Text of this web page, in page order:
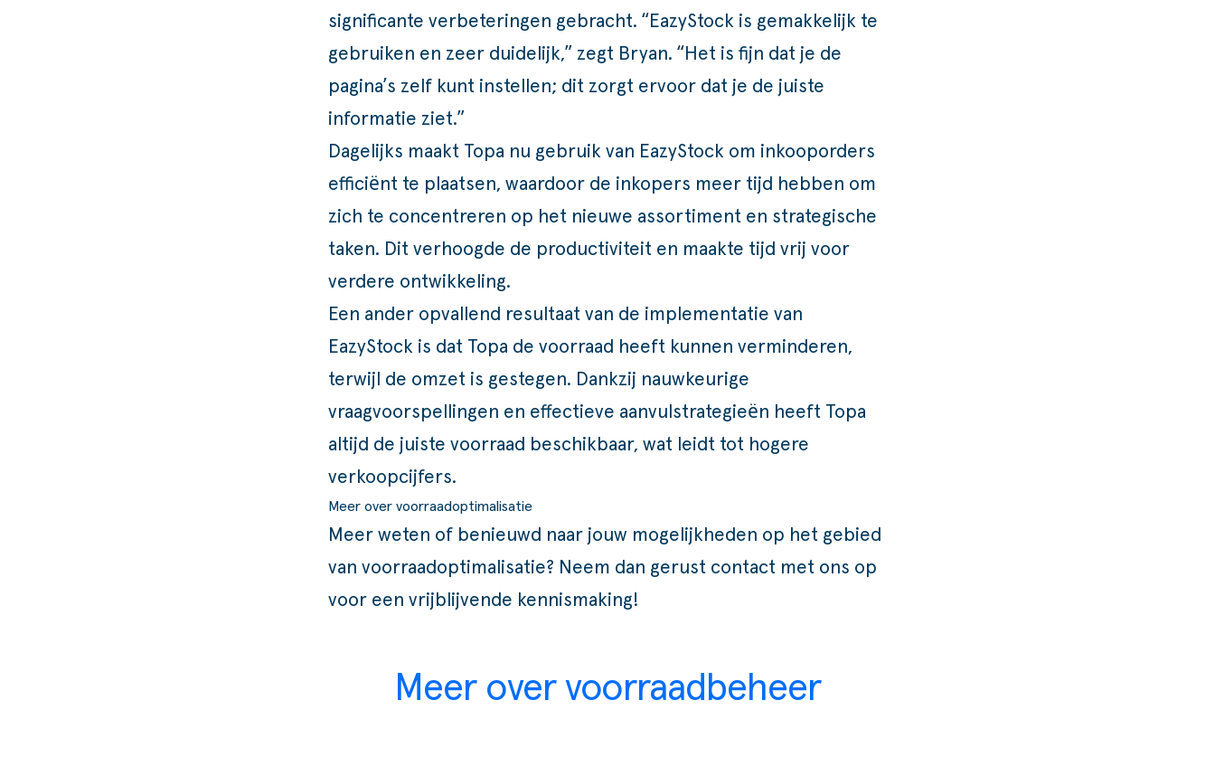
significante verbeteringen gebracht. “EazyStock is gemakkelijk te
gebruiken en zeer duidelijk,” zegt Bryan. “Het is fijn dat je de
pagina’s zelf kunt instellen; dit zorgt ervoor dat je de juiste
informatie ziet.”
Dagelijks maakt Topa nu gebruik van EazyStock om inkooporders
efficiënt te plaatsen, waardoor de inkopers meer tijd hebben om
zich te concentreren op het nieuwe assortiment en strategische
taken. Dit verhoogde de productiviteit en maakte tijd vrij voor
verdere ontwikkeling.
Een ander opvallend resultaat van de implementatie van
EazyStock is dat Topa de voorraad heeft kunnen verminderen,
terwijl de omzet is gestegen. Dankzij nauwkeurige
vraagvoorspellingen en effectieve aanvulstrategieën heeft Topa
altijd de juiste voorraad beschikbaar, wat leidt tot hogere
verkoopcijfers.
Meer over voorraadoptimalisatie
Meer weten of benieuwd naar jouw mogelijkheden op het gebied
van voorraadoptimalisatie? Neem dan gerust contact met ons op
voor een vrijblijvende kennismaking!
Meer over voorraadbeheer